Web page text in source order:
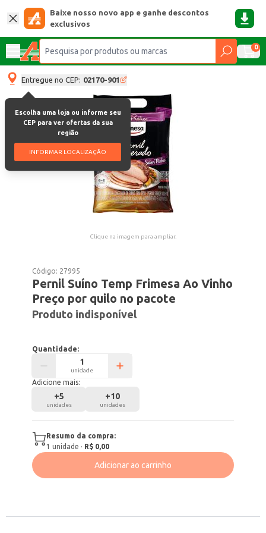
Baixe nosso novo app e ganhe descontos
exclusivos
0
Entregue no CEP: 02170-901
Escolha uma loja ou informe seu
CEP para ver ofertas da sua
região
INFORMAR LOCALIZAÇÃO
Clique na imagem para ampliar.
Código: 27995
Pernil Suíno Temp Frimesa Ao Vinho
Preço por quilo no pacote
Produto indisponível
Quantidade:
unidade
Adicione mais:
+5
unidades
+10
unidades
Resumo da compra:
1 unidade · R$ 0,00
Adicionar ao carrinho